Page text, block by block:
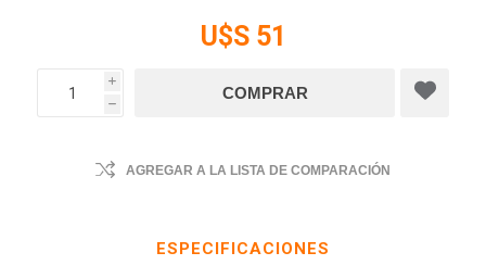
U$S 51
i
h
AGREGAR A LA LISTA DE COMPARACIÓN
ESPECIFICACIONES